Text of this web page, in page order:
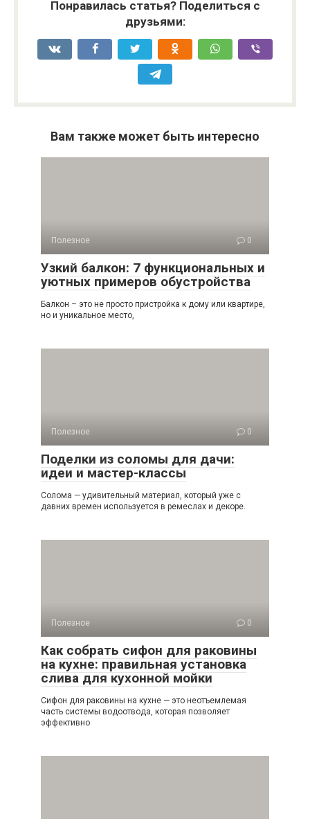
Понравилась статья? Поделиться с
друзьями:
Вам также может быть интересно
Полезное 0
Узкий балкон: 7 функциональных и
уютных примеров обустройства
Балкон – это не просто пристройка к дому или квартире,
но и уникальное место,
Полезное 0
Поделки из соломы для дачи:
идеи и мастер-классы
Солома — удивительный материал, который уже с
давних времен используется в ремеслах и декоре.
Полезное 0
Как собрать сифон для раковины
на кухне: правильная установка
слива для кухонной мойки
Сифон для раковины на кухне — это неотъемлемая
часть системы водоотвода, которая позволяет
эффективно